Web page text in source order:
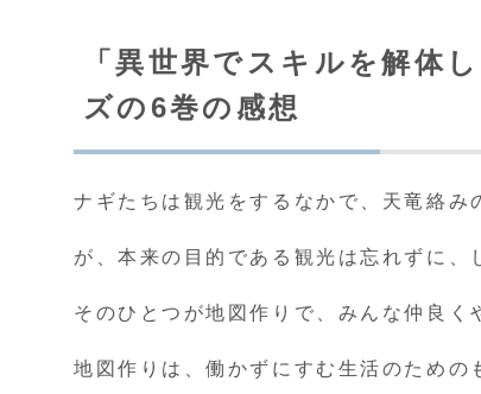
「異世界でスキルを解体
ズの6巻の感想
ナギたちは観光をするなかで、天竜絡み
が、本来の目的である観光は忘れずに、
そのひとつが地図作りで、みんな仲良く
地図作りは、働かずにすむ生活のための